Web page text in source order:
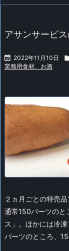
アサンサービ
 2022年11月10日
業務用食材、お酒
２ヵ月ごとの特売
通常150バーツのと
ス」。 ほかには冷
バーツのところ、